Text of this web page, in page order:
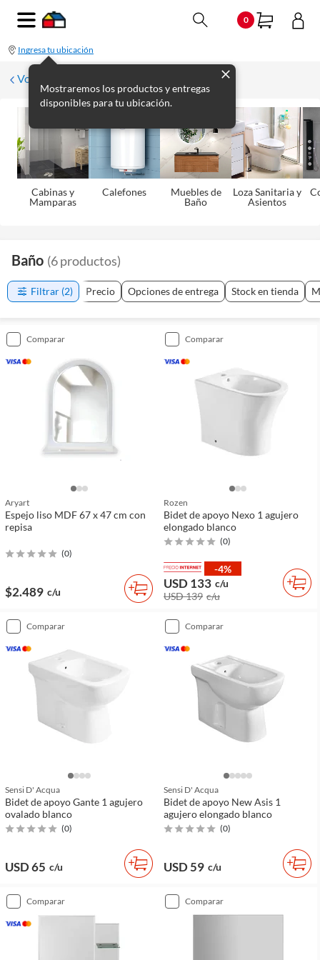
0
Ingresa tu ubicación
Mostraremos los productos y entregas
disponibles para tu ubicación.
Volver
Cabinas y
Mamparas
Calefones
Muebles de
Baño
Loza Sanitaria y
Asientos
Baño (6productos)
Filtrar (2) Precio Opciones de entrega Stock en tienda
comparar
Aryart
Espejo liso MDF 67 x 47 cm con
repisa
(0)
$2.489 c/u
comparar
Rozen
Bidet de apoyo Nexo 1 agujero
elongado blanco
(0)
-4%
USD 133 c/u
USD 139 c/u
comparar
Sensi D' Acqua
Bidet de apoyo Gante 1 agujero
ovalado blanco
(0)
USD 65 c/u
comparar
Sensi D' Acqua
Bidet de apoyo New Asis 1
agujero elongado blanco
(0)
USD 59 c/u
comparar comparar